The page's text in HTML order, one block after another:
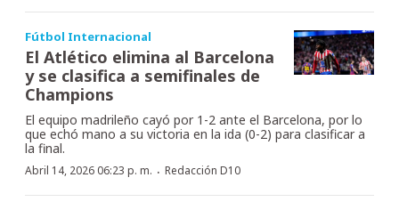
Fútbol Internacional
El Atlético elimina al Barcelona
y se clasifica a semifinales de
Champions
El equipo madrileño cayó por 1-2 ante el Barcelona, por lo
que echó mano a su victoria en la ida (0-2) para clasificar a
la final.
Abril 14, 2026 06:23 p. m. · Redacción D10